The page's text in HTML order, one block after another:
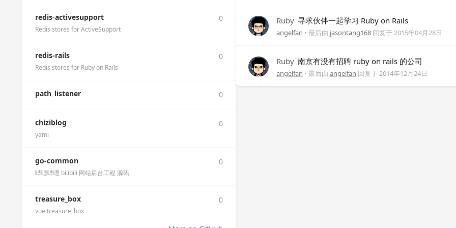
redis-activesupport 0
Redis stores for ActiveSupport
redis-rails 0
Redis stores for Ruby on Rails
path_listener 0
chiziblog 0
yami
go-common 0
哔哩哔哩 bilibili 网站后台工程 源码
treasure_box 0
vue treasure_box
Ruby 寻求伙伴一起学习 Ruby on Rails
angelfan • 最后由 jasontang168回复于2015年04月28日
Ruby 南京有没有招聘 ruby on rails 的公司
angelfan • 最后由 angelfan 回复于2014年12月24日